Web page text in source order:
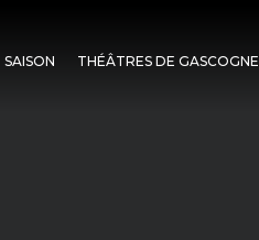
SAISON THÉÂTRES DE GASCOGNE